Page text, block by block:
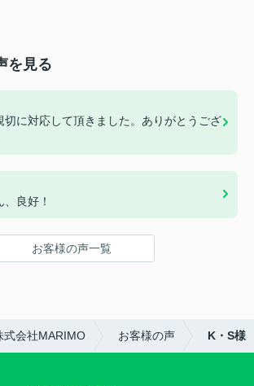
を見る
切に対応して頂きました。ありがとうござ
良好！
お客様の声一覧
式会社MARIMO お客様の声 K・S様